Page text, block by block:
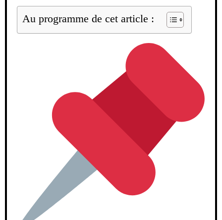
Au programme de cet article :